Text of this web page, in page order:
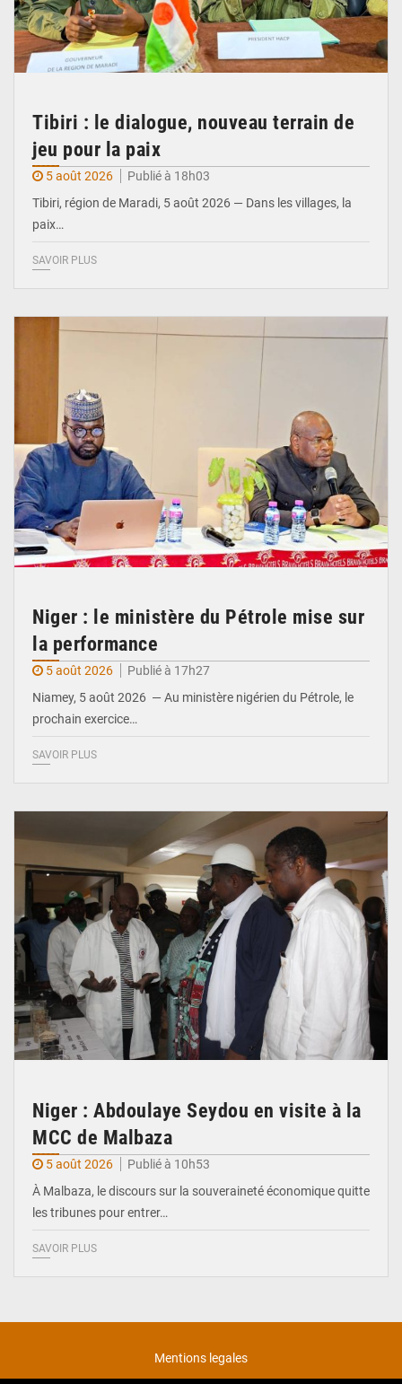
Tibiri : le dialogue, nouveau terrain de
jeu pour la paix
5 août 2026
Publié à 18h03
Tibiri, région de Maradi, 5 août 2026 — Dans les villages, la
paix…
SAVOIR PLUS
Niger : le ministère du Pétrole mise sur
la performance
5 août 2026
Publié à 17h27
Niamey, 5 août 2026 — Au ministère nigérien du Pétrole, le
prochain exercice…
SAVOIR PLUS
Niger : Abdoulaye Seydou en visite à la
MCC de Malbaza
5 août 2026
Publié à 10h53
À Malbaza, le discours sur la souveraineté économique quitte
les tribunes pour entrer…
SAVOIR PLUS
Mentions legales